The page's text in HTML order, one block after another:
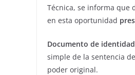
Técnica, se informa que
en esta oportunidad
Documento de
simple de la sentencia
poder original.